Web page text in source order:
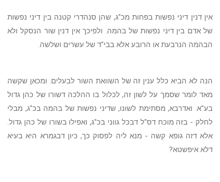
אין דנין דיני נפשות בפחות מכ"ג, שהן סנהדרי קטנה בין דיני נפשות
של אדם בין דיני נפשות של בהמה. ולפיכך אין דנין שור הנסקל ולא
הבהמה הנרבעת או הרובע אלא בבי"ד של עשרים ושלשה.
הנה לא הביא כלל ענין זה של השוואת השור לבעלים. ומכאן שקשה
מאד לומר שסמך על לשון זה, לכלול בו ההלכה דשורו של כהן גדול
בע"א. ואדרבא, מסתימת לשונו, שדיני נפשות של בהמה בכ"ג, מבלי
לחלק - בזה מוכח דס"ל דבכל גווני בכ"ג, ואפילו בשורו של כהן גדול.
אלא דזה גופא קשה - מנא ליה לפסוק כך, כיון דבגמרא היא בעיא
דלא איפשטא?